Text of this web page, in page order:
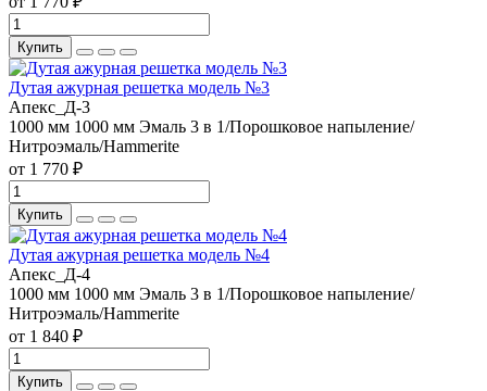
Купить
Дутая ажурная решетка модель №3
Апекс_Д-3
1000 мм 1000 мм Эмаль 3 в 1/Порошковое напыление/
Нитроэмаль/Hammerite
от 1 770 ₽
Купить
Дутая ажурная решетка модель №4
Апекс_Д-4
1000 мм 1000 мм Эмаль 3 в 1/Порошковое напыление/
Нитроэмаль/Hammerite
от 1 840 ₽
Купить